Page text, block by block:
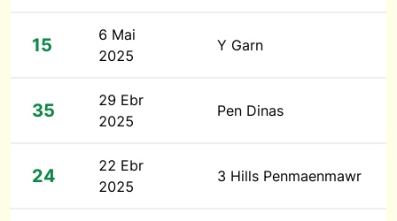
15
6 Mai
2025
Y Garn
35
29 Ebr
2025
Pen Dinas
24
22 Ebr
2025
3 Hills Penmaenmawr